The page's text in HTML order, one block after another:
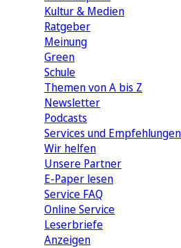
Kultur & Medien
Ratgeber
Meinung
Green
Schule
Themen von A bis Z
Newsletter
Podcasts
Services und Empfehlungen
Wir helfen
Unsere Partner
E-Paper lesen
Service FAQ
Online Service
Leserbriefe
Anzeigen